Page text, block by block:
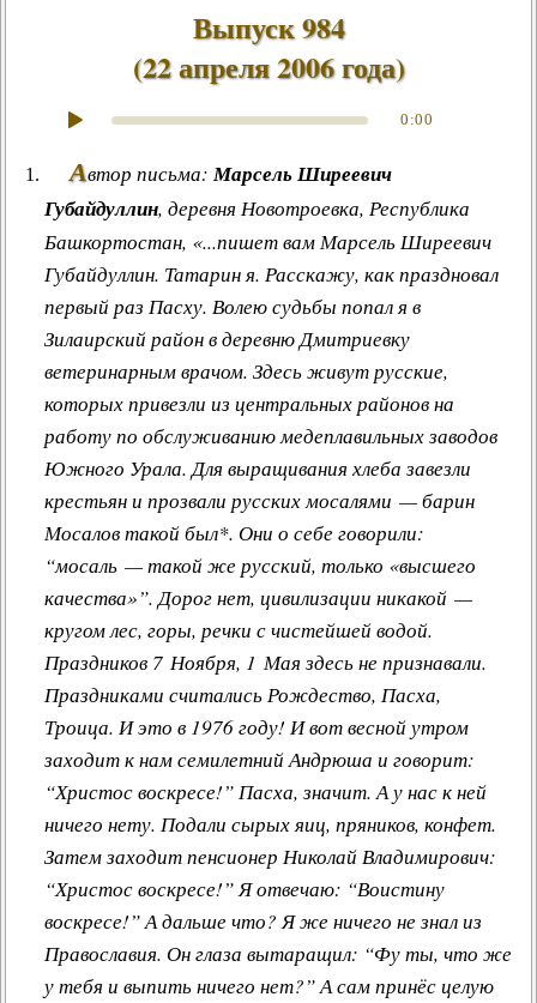
Песни, мелодии
Композиторы
Поэты
Ансамбли, оркестры, хоры
Из фонотеки «Встречи...»
Другие работы В.В.Татарского
Из архива «Радио России»
Предтеча «Встречи с песней»
Выпуск 984
(22 апреля 2006 года)
0:00
Автор письма:Марсель Ширеевич
Губайдуллин, деревня Новотроевка, Республика
Башкортостан, «...пишет вам Марсель Ширеевич
Губайдуллин. Татарин я. Расскажу, как праздновал
первый раз Пасху. Волею судьбы попал я в
Зилаирский район в деревню Дмитриевку
ветеринарным врачом. Здесь живут русские,
которых привезли из центральных районов на
работу по обслуживанию медеплавильных заводов
Южного Урала. Для выращивания хлеба завезли
крестьян и прозвали русских мосалями — барин
Мосалов такой был*. Они о себе говорили:
“мосаль — такой же русский, только «высшего
качества»”. Дорог нет, цивилизации никакой —
кругом лес, горы, речки с чистейшей водой.
Праздников 7 Ноября, 1 Мая здесь не признавали.
Праздниками считались Рождество, Пасха,
Троица. И это в 1976 году! И вот весной утром
заходит к нам семилетний Андрюша и говорит:
“Христос воскресе!” Пасха, значит. А у нас к ней
ничего нету. Подали сырых яиц, пряников, конфет.
Затем заходит пенсионер Николай Владимирович:
“Христос воскресе!” Я отвечаю: “Воистину
воскресе!” А дальше что? Я же ничего не знал из
Православия. Он глаза вытаращил: “Фу ты, что же
у тебя и выпить ничего нет?” А сам принёс целую